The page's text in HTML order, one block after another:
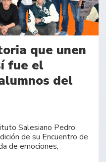
que unen
fue el
del
Salesiano Pedro
de su Encuentro de
de emociones,